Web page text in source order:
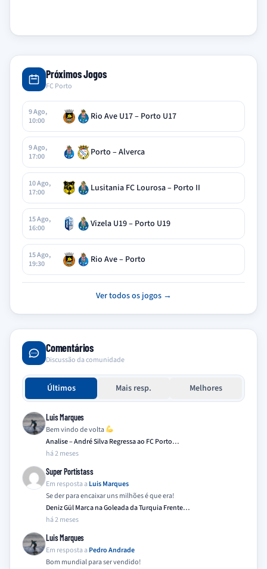
Próximos Jogos
FC Porto
9 Ago,
10:00
Rio Ave U17 – Porto U17
9 Ago,
17:00
Porto – Alverca
10 Ago,
17:00
Lusitania FC Lourosa – Porto II
15 Ago,
16:00
Vizela U19 – Porto U19
15 Ago,
19:30
Rio Ave – Porto
Ver todos os jogos →
Comentários
Discussão da comunidade
Últimos Mais resp. Melhores
Luis Marques
Bem vindo de volta
Analise – André Silva Regressa ao FC Porto…
há 2 meses
Super Portistass
Em resposta a Luis Marques
Se der para encaixar uns milhões é que era!
Deniz Gül Marca na Goleada da Turquia Frente…
há 2 meses
Luis Marques
Em resposta a Pedro Andrade
Bom mundial para ser vendido!